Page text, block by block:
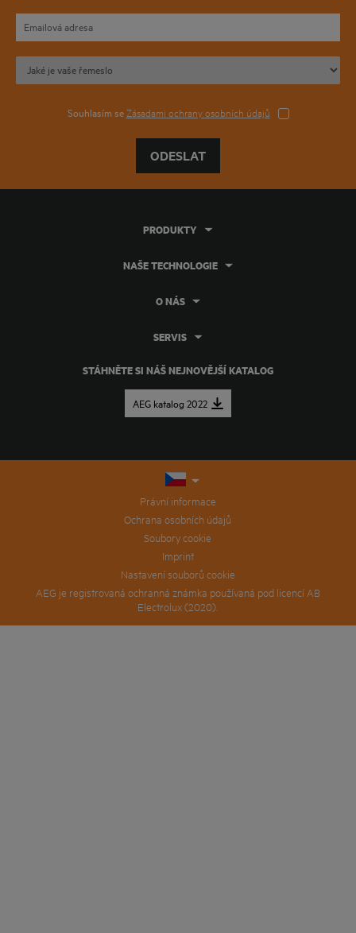
Souhlasím seZásadami ochrany osobních údajů
ODESLAT
STÁHNĚTE SI NÁŠ NEJNOVĚJŠÍ KATALOG
AEG katalog 2022
PRODUKTY
NAŠE TECHNOLOGIE
O NÁS
SERVIS
Právní informace
Ochrana osobních údajů
Soubory cookie
Imprint
Nastavení souborů cookie
AEG je registrovaná ochranná známka používaná pod licencí AB
Electrolux (2020).